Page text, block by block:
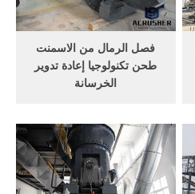
فصل الرمال من الاسمنت
طحن تكنولوجيا إعادة تدوير
الخرسانة
من معدات تكنولوجيا شنغهاي
...